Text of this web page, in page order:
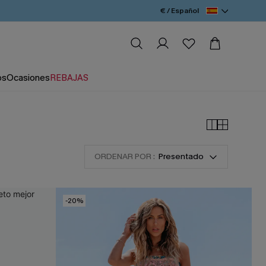
€ / Español
OcasionesREBAJAS
ORDENAR POR : Presentado
-20%